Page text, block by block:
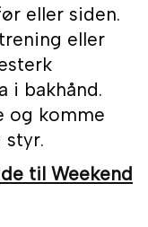
eller siden.
eller
i bakhånd.
og komme
styr.
til Weekend